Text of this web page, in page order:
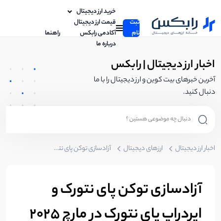
ثبت
نام
خرید ارز دیجیتال
قیمت ارز دیجیتال
آکادمی رابکس
راهنما
درباره ما
اخبار ارز دیجیتال | رابکس
آخرین خبرهای بیت کوین و ارز دیجیتال را با ما
دنبال کنید.
اخبار ارز دیجیتال ارزهای دیجیتال آزادسازی توکن پای نتورک و ایردراپ پای نتورک در مارچ 2025
آزادسازی توکن پای نتورک و
ایردراپ پای نتورک در مارچ 2025